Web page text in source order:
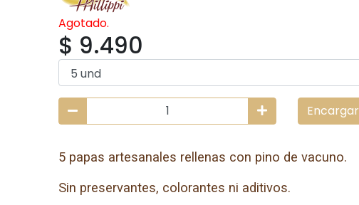
Agotado.
$ 9.490
Encargar
5 papas artesanales rellenas con pino de vacuno.
Sin preservantes, colorantes ni aditivos.